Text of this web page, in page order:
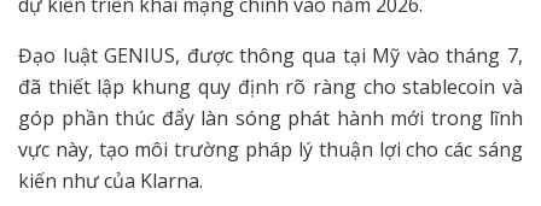
Đạo luật GENIUS, được thông qua tại Mỹ vào tháng 7,
đã thiết lập khung quy định rõ ràng cho stablecoin và
góp phần thúc đẩy làn sóng phát hành mới trong lĩnh
vực này, tạo môi trường pháp lý thuận lợi cho các sáng
kiến như của Klarna.